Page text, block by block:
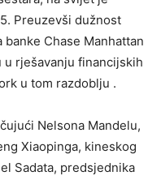
Preuzevši dužnost
Chase Manhattan
rješavanju financijskih
u tom razdoblju .
Nelsona Mandelu,
Xiaopinga, kineskog
Sadata, predsjednika